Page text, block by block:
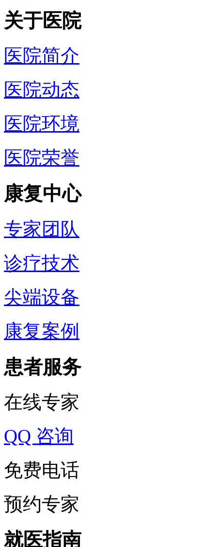
关于医院
医院简介
医院动态
医院环境
医院荣誉
康复中心
专家团队
诊疗技术
尖端设备
康复案例
患者服务
在线专家
QQ 咨询
免费电话
预约专家
就医指南